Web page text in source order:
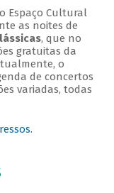
Espaço Cultural
as noites de
, que no
gratuitas da
o
de concertos
variadas, todas
.